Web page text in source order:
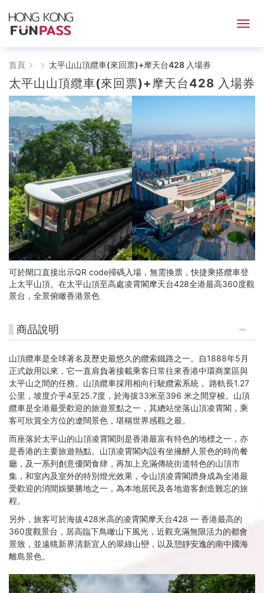
HONG
KONG
FunPASS
一
票
玩
港
澳，
激
省
38%
旅
費
首頁 太平山山頂纜車(來回票)+摩天台428 入場券
太平山山頂纜車(來回票)+摩天台428 入場券
可於閘口直接出示QR code掃碼入場，無需換票，快捷乘搭纜車登
上太平山頂。在太平山頂至高處凌霄閣摩天台428全港最高360度觀
景台，全景俯瞰香港景色
商品說明
山頂纜車是全球著名及歷史最悠久的纜索鐵路之一。自1888年5月
正式啟用以來，它一直肩負著接載乘客日常往來香港中環商業區與
太平山之間的任務。山頂纜車採用相向行駛纜索系統， 路軌長1.27
公里，坡度介乎4至25.7度，於海拔33米至396 米之間穿梭。山頂
纜車是全港最受歡迎的旅遊景點之一，其總站坐落山頂凌霄閣，乘
客可欣賞全方位的遼闊景色，堪稱世界感觀之最。
而座落於太平山的山頂凌霄閣則是香港最富有特色的地標之一，亦
是香港的主要旅遊熱點。山頂凌霄閣內設有坐擁醉人景色的時尚餐
廳，及一系列創意優閑食肆，再加上充滿傳統街道特色的山頂市
集，和室內及室外的特別燈光效果，令山頂凌霄閣躋身成為全港最
受歡迎的消閒娛樂勝地之一，為本地居民及各地遊客創造難忘的旅
程。
另外，旅客可於海拔428米高的凌霄閣摩天台428 — 香港最高的
360度觀景台，居高臨下鳥瞰山下風光，近觀充滿無限活力的都會
景致，並遠晀新界清新宜人的翠綠山巒，以及憩靜安逸的南中國海
離島景色。